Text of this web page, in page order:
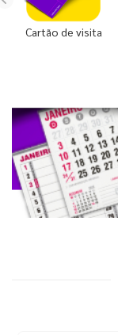
Cartão de visita